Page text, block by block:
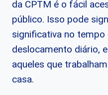
da CPTM é o fácil
público. Isso pode
significativa no tempo
deslocamento diário,
aqueles que
casa.